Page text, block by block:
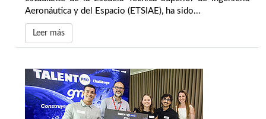
Aeronáutica y del Espacio (ETSIAE), ha sido...
Leer más